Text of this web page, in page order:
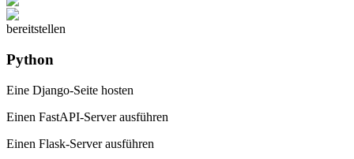
bereitstellen
Python
Eine Django-Seite hosten
Einen FastAPI-Server ausführen
Einen Flask-Server ausführen